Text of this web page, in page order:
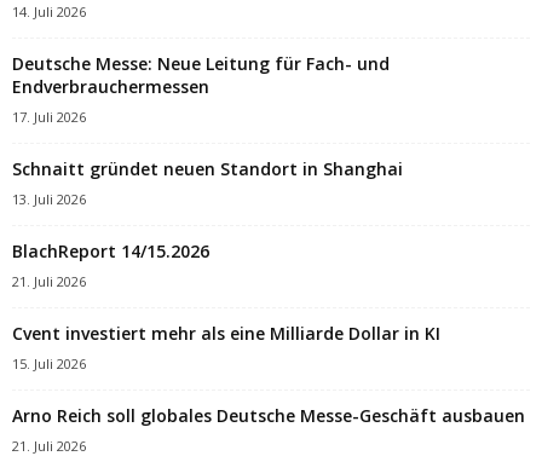
14. Juli 2026
Deutsche Messe: Neue Leitung für Fach- und
Endverbrauchermessen
17. Juli 2026
Schnaitt gründet neuen Standort in Shanghai
13. Juli 2026
BlachReport 14/15.2026
21. Juli 2026
Cvent investiert mehr als eine Milliarde Dollar in KI
15. Juli 2026
Arno Reich soll globales Deutsche Messe-Geschäft ausbauen
21. Juli 2026